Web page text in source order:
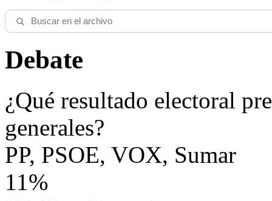
Debate
¿Qué resultado electoral
generales?
PP, PSOE, VOX, Sumar
11%